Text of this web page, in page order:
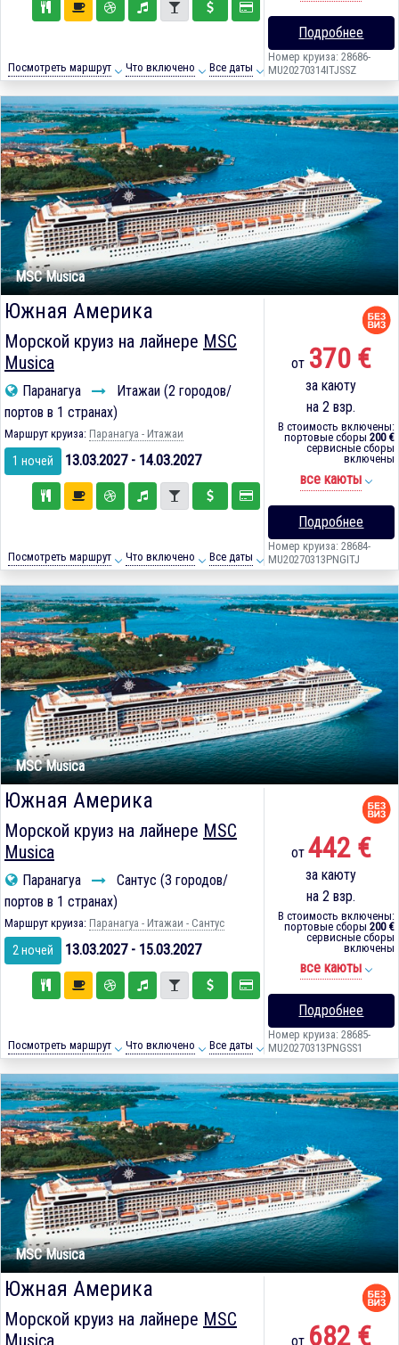
Посмотреть маршрут Что включено Все даты
Подробнее
Номер круиза: 28686-
MU20270314ITJSSZ
MSC Musica
Южная Америка
Морской круиз на лайнере MSC
Musica
Паранагуа
Итажаи (2 городов/
портов в 1 странах)
Маршрут круиза: Паранагуа - Итажаи
1 ночей 13.03.2027 - 14.03.2027
Посмотреть маршрут Что включено Все даты
от 370 €
за каюту
на 2 взр.
В стоимость включены:
портовые сборы 200 €
сервисные сборы
включены
все каюты
Подробнее
Номер круиза: 28684-
MU20270313PNGITJ
MSC Musica
Южная Америка
Морской круиз на лайнере MSC
Musica
Паранагуа
Сантус (3 городов/
портов в 1 странах)
Маршрут круиза: Паранагуа - Итажаи - Сантус
2 ночей 13.03.2027 - 15.03.2027
Посмотреть маршрут Что включено Все даты
от 442 €
за каюту
на 2 взр.
В стоимость включены:
портовые сборы 200 €
сервисные сборы
включены
все каюты
Подробнее
Номер круиза: 28685-
MU20270313PNGSS1
MSC Musica
Южная Америка
Морской круиз на лайнере MSC
Musica
от 682 €